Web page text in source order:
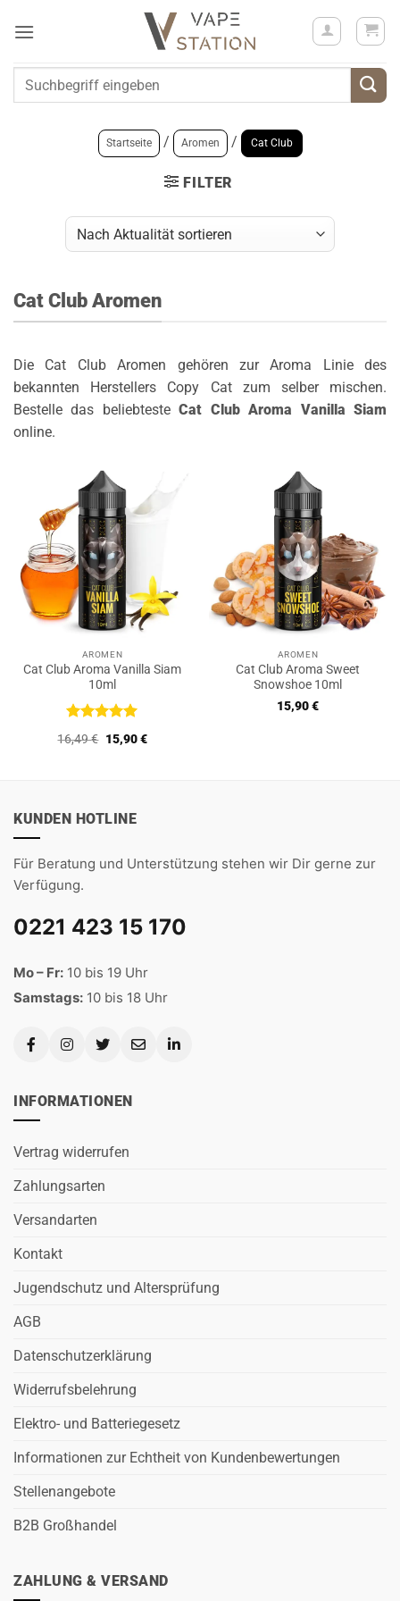
Inhalt
Suchen
Startseite / Aromen / Cat Club
FILTER
Cat Club Aromen
Die Cat Club Aromen gehören zur Aroma Linie des
bekannten Herstellers Copy Cat zum selber mischen.
Bestelle das beliebtesteCat Club Aroma Vanilla Siam
online.
AROMEN
Cat Club Aroma Vanilla Siam
10ml
Bewertet
mit 5 von
16,49€ Ursprünglicher
Preis
15,90€Aktueller
AROMEN
Cat Club Aroma Sweet
Snowshoe 10ml
15,90€
KUNDEN HOTLINE
Für Beratung und Unterstützung stehen wir Dir gerne zur
Verfügung.
0221 423 15 170
Mo – Fr: 10 bis 19 Uhr
Samstags: 10 bis 18 Uhr
INFORMATIONEN
Vertrag widerrufen
Zahlungsarten
Versandarten
Kontakt
Jugendschutz und Altersprüfung
AGB
Datenschutzerklärung
Widerrufsbelehrung
Elektro- und Batteriegesetz
Informationen zur Echtheit von Kundenbewertungen
Stellenangebote
B2B Großhandel
ZAHLUNG & VERSAND